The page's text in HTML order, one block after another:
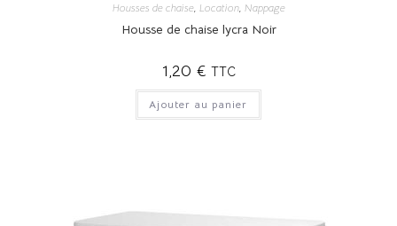
Housses de chaise, Location, Nappage
Housse de chaise lycra Noir
1,20 € TTC
Ajouter au panier